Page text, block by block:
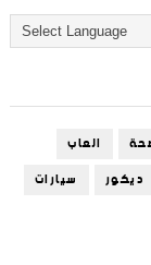
العاب
ديكور
سيارات